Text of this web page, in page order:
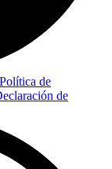
Política de
de